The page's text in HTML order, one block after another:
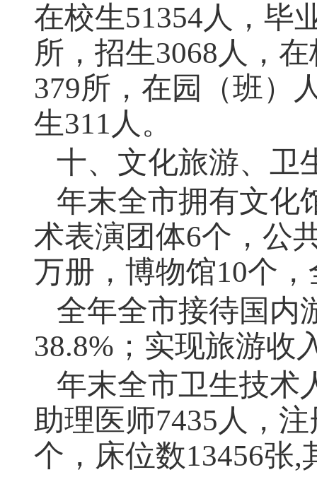
在校生51354人，毕
所，招生3068人，
379所，在园（班）
生311人。
十、文化旅游、卫
年末全市拥有文化
术表演团体6个，公
万册，博物馆10个
全年全市接待国内
38.8%；实现旅游收
年末全市卫生技术
助理医师7435人，
个，床位数13456张,